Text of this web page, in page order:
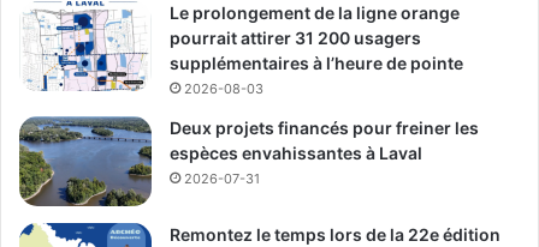
Le prolongement de la ligne orange
pourrait attirer 31 200 usagers
supplémentaires à l’heure de pointe
2026-08-03
Deux projets financés pour freiner les
espèces envahissantes à Laval
2026-07-31
Remontez le temps lors de la 22e édition